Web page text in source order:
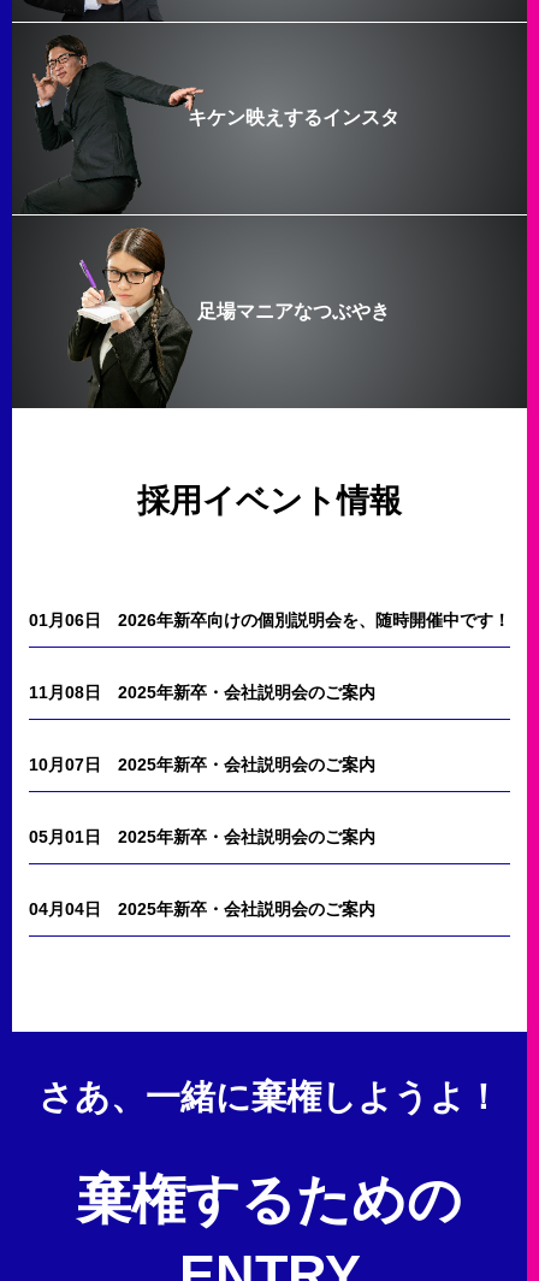
キケン映えするインスタ
足場マニアなつぶやき
採用イベント情報
01月06日 2026年新卒向けの個別説明会を、随時開催中です！
11月08日 2025年新卒・会社説明会のご案内
10月07日 2025年新卒・会社説明会のご案内
05月01日 2025年新卒・会社説明会のご案内
04月04日 2025年新卒・会社説明会のご案内
さあ、一緒に棄権しようよ！
棄権するための